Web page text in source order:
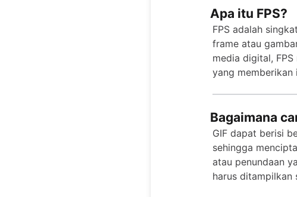
Apa itu FPS?
FPS adalah
frame atau
media digital,
yang memberikan
Bagaimana
GIF dapat berisi
sehingga
atau penundaan
harus ditampilkan